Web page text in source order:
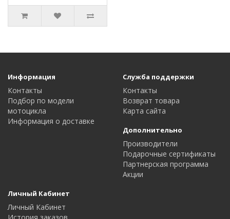
Информация
Контакты
Подбор по модели
мотоцикла
Информация о доставке
Служба поддержки
Контакты
Возврат товара
Карта сайта
Дополнительно
Производители
Подарочные сертификаты
Партнерская программа
Акции
Личный Кабинет
Личный Кабинет